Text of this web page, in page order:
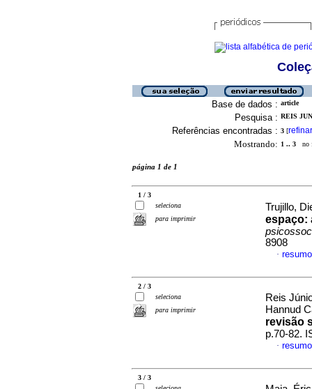
Base de dados : article
Pesquisa : REIS
Referências encontradas : 3 [refinar
Mostrando: 1 .. 3 no
página 1 de 1
1 / 3
seleciona
para imprimir
Trujillo,
espaço:
8908
·
2 / 3
seleciona
para imprimir
Reis
Hannud
revisão
p.70-82.
·
3 / 3